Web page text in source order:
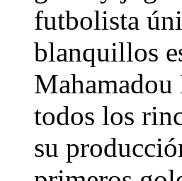
futbolista
blanquillos
todos los
su